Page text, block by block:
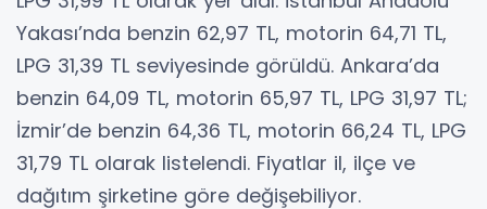
Yakası’nda benzin 62,97 TL, motorin 64,71 TL,
LPG 31,39 TL seviyesinde görüldü. Ankara’da
benzin 64,09 TL, motorin 65,97 TL, LPG 31,97 TL;
İzmir’de benzin 64,36 TL, motorin 66,24 TL, LPG
31,79 TL olarak listelendi. Fiyatlar il, ilçe ve
dağıtım şirketine göre değişebiliyor.